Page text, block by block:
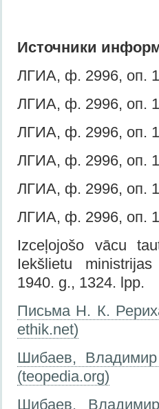
Источники
ЛГИА, ф. 2996, оп.
ЛГИА, ф. 2996, оп.
ЛГИА, ф. 2996, оп.
ЛГИА, ф. 2996, оп.
ЛГИА, ф. 2996, оп.
ЛГИА, ф. 2996, оп.
Izceļojošo vācu
Iekšlietu
1940. g., 1324. lpp.
Письма Н. К.
ethik.net)
Шибаев,
(teopedia.org)
Шибаев,